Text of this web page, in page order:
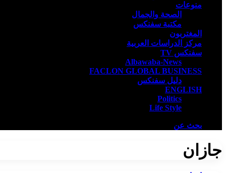
منوعات
الصحة والجمال
مكتبة سفنكس
المغتربون
مركز الدراسات العربية
سفنكس TV
Albawaba-News
FACLON GLOBAL BUSINESS
دليل سفنكس
ENGLISH
Politics
Life Style
بحث عن
جازان